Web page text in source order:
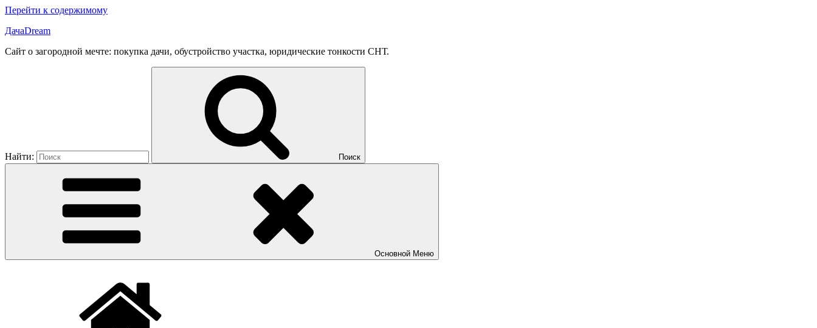
Перейти к содержимому
ДачаDream
Сайт о загородной мечте: покупка дачи, обустройство участка, юридические тонкости СНТ.
Найти: Поиск
Основной Меню